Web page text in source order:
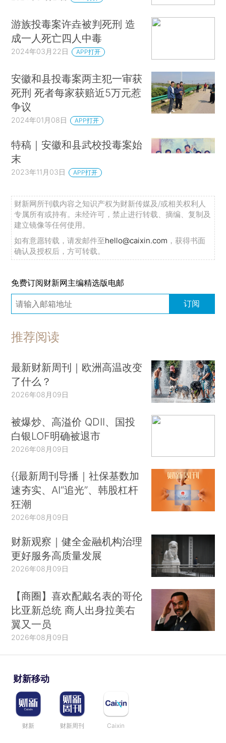
游族投毒案许垚被判死刑 造
成一人死亡四人中毒
2024年03月22日 APP打开
安徽和县投毒案两主犯一审获
死刑 死者每家获赔近5万元惹
争议
2024年01月08日 APP打开
特稿｜安徽和县武校投毒案始
末
2023年11月03日 APP打开
财新网所刊载内容之知识产权为财新传媒及/或相关权利人
专属所有或持有。未经许可，禁止进行转载、摘编、复制及
建立镜像等任何使用。
如有意愿转载，请发邮件至hello@caixin.com ，获得书面
确认及授权后，方可转载。
免费订阅财新网主编精选版电邮
订阅
推荐阅读
最新财新周刊｜欧洲高温改变
了什么？
2026年08月09日
被爆炒、高溢价 QDII、国投
白银LOF明确被退市
2026年08月09日
{{最新周刊导播｜社保基数加
速夯实、AI“追光”、韩股杠杆
狂潮
2026年08月09日
财新观察｜健全金融机构治理
更好服务高质量发展
2026年08月09日
【商圈】喜欢配戴名表的哥伦
比亚新总统 商人出身拉美右
翼又一员
2026年08月09日
财新移动
财新 财新周刊 Caixin